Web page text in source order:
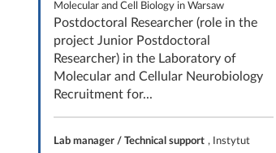
Molecular and Cell Biology in Warsaw
Postdoctoral Researcher (role in the
project Junior Postdoctoral
Researcher) in the Laboratory of
Molecular and Cellular Neurobiology
Recruitment for...
Lab manager / Technical support , Instytut